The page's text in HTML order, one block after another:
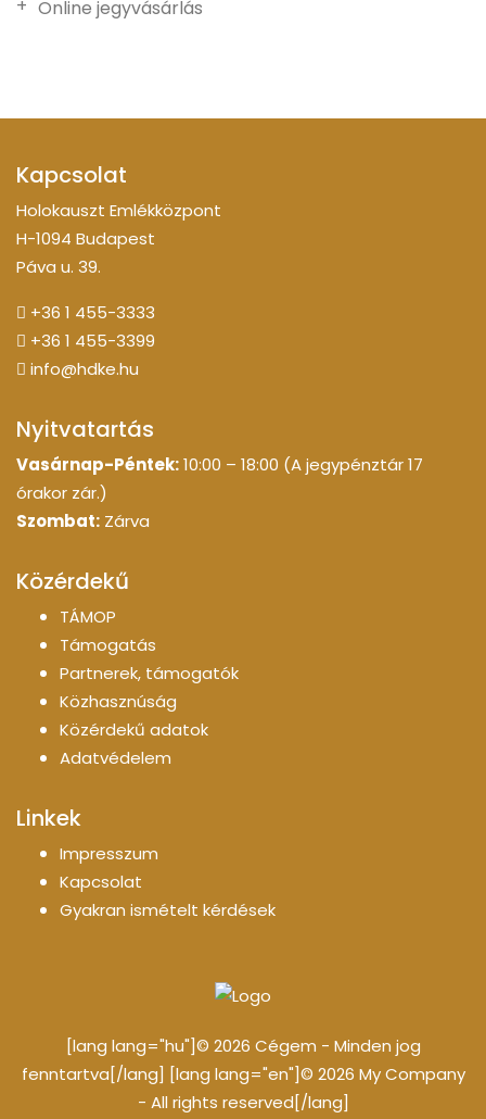
Online jegyvásárlás
Kapcsolat
Holokauszt Emlékközpont
H-1094 Budapest
Páva u. 39.
+36 1 455-3333
+36 1 455-3399
info@hdke.hu
Nyitvatartás
Vasárnap-Péntek:10:00 – 18:00 (A jegypénztár 17
órakor zár.)
Szombat: Zárva
Közérdekű
TÁMOP
Támogatás
Partnerek, támogatók
Közhasznúság
Közérdekű adatok
Adatvédelem
Linkek
Impresszum
Kapcsolat
Gyakran ismételt kérdések
[lang lang="hu"]© 2026 Cégem - Minden jog
fenntartva[/lang] [lang lang="en"]© 2026 My Company
- All rights reserved[/lang]